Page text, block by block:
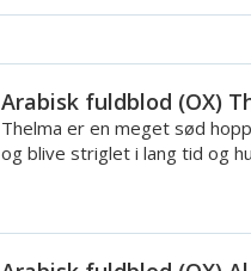
Arabisk fuldblod (OX)
Thelma er en meget sød
og blive striglet i lang tid og